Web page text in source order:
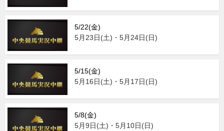
5/22(金)
5月23日(土)・5月24日(日)
5/15(金)
5月16日(土)・5月17日(日)
5/8(金)
5月9日(土)・5月10日(日)